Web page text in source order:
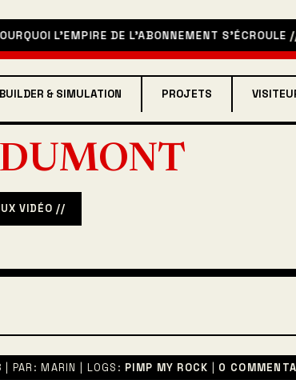
L’EMPIRE DE L’ABONNEMENT S’ÉCROULE//
& SIMULATION PROJETS
VIDÉO //
MARIN | LOGS: PIMP MY ROCK 0